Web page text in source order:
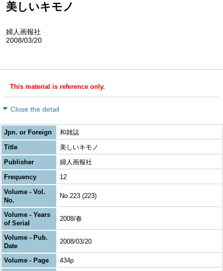
美しいキモノ
婦人画報社
2008/03/20
This material is reference only.
Close the detail
Jpn. or Foreign
和雑誌
Title
美しいキモノ
Publisher
婦人画報社
Frequency
12
Volume - Vol.
No.
No.223 (223)
Volume - Years
of Serial
2008/春
Volume - Pub.
Date
2008/03/20
Volume - Page
434p